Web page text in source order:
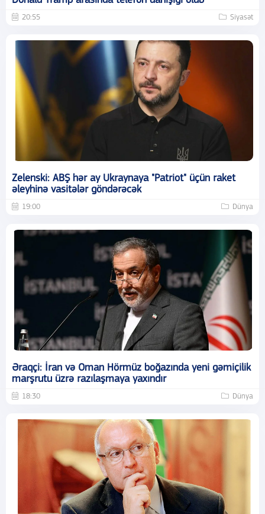
20:55 Siyasət
Zelenski: ABŞ hər ay Ukraynaya "Patriot" üçün raket
əleyhinə vasitələr göndərəcək
19:00 Dünya
Əraqçi: İran və Oman Hörmüz boğazında yeni gəmiçilik
marşrutu üzrə razılaşmaya yaxındır
18:30 Dünya